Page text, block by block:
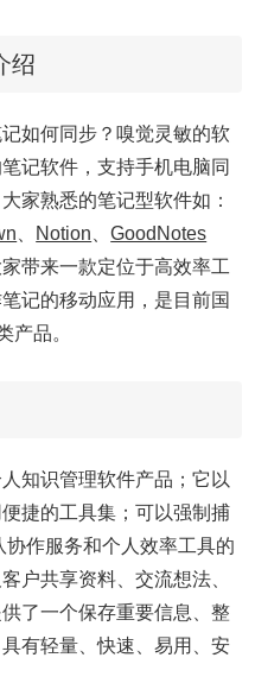
绍
如何同步？嗅觉灵敏的软
记软件，支持手机电脑同
家熟悉的笔记型软件如：
Notion 、GoodNotes
带来一款定位于高效率工
记的移动应用，是目前国
产品。
知识管理软件产品；它以
捷的工具集；可以强制捕
作服务和个人效率工具的
户共享资料、交流想法、
了一个保存重要信息、整
有轻量、快速、易用、安